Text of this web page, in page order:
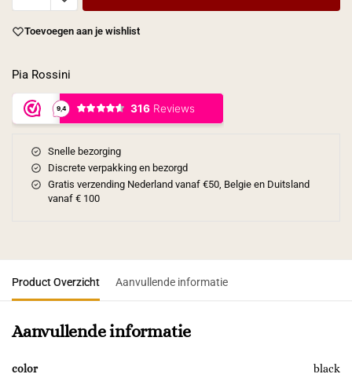
Toevoegen aan je wishlist
Pia Rossini
Snelle bezorging
Discrete verpakking en bezorgd
Gratis verzending Nederland vanaf €50, Belgie en Duitsland
vanaf € 100
Product Overzicht Aanvullende informatie
Aanvullende informatie
color black